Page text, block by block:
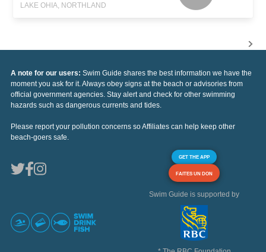
LAKE OHIA, NORTHLAND
A note for our users: Swim Guide shares the best information we have the
moment you ask for it. Always obey signs at the beach or advisories from
official government agencies. Stay alert and check for other swimming
hazards such as dangerous currents and tides.
Please report your pollution concerns so Affiliates can help keep other
beach-goers safe.
GET THE APP
FAITES UN DON
Swim Guide is supported by